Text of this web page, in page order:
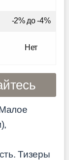
-2% до -4%
Нет
Тизеры